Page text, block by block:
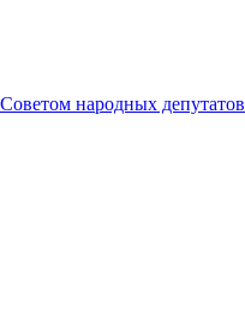
народных депутатов